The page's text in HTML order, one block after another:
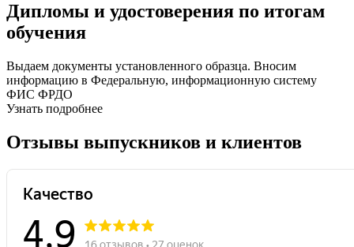
Дипломы и удостоверения по итогам
обучения
Выдаем документы установленного образца. Вносим
информацию в Федеральную, информационную систему
ФИС ФРДО
Узнать подробнее
Отзывы выпускников и клиентов